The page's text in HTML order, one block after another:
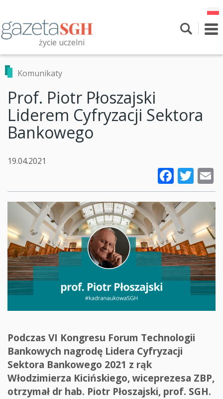
treści
życie uczelni
Przeszukaj witrynę
Komunikaty
Prof. Piotr Płoszajski
Liderem Cyfryzacji Sektora
Bankowego
19.04.2021
Podczas VI Kongresu Forum Technologii
Bankowych nagrodę Lidera Cyfryzacji
Sektora Bankowego 2021 z rąk
Włodzimierza Kicińskiego, wiceprezesa ZBP,
otrzymał dr hab. Piotr Płoszajski, prof. SGH.